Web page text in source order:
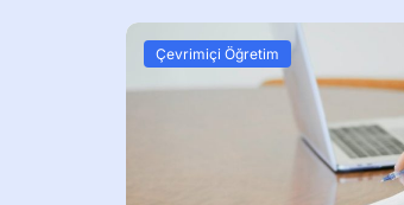
Çevrimiçi Öğretim